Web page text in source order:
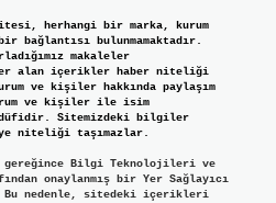
herhangi bir marka, kurum
bulunmamaktadır.
makaleler
yer alan içerikler haber niteliği
ve kişiler hakkında paylaşım
ve kişiler ile isim
Sitemizdeki bilgiler
niteliği taşımazlar.
gereğince Bilgi Teknolojileri ve
onaylanmış bir Yer Sağlayıcı
Bu nedenle, sitedeki içerikleri